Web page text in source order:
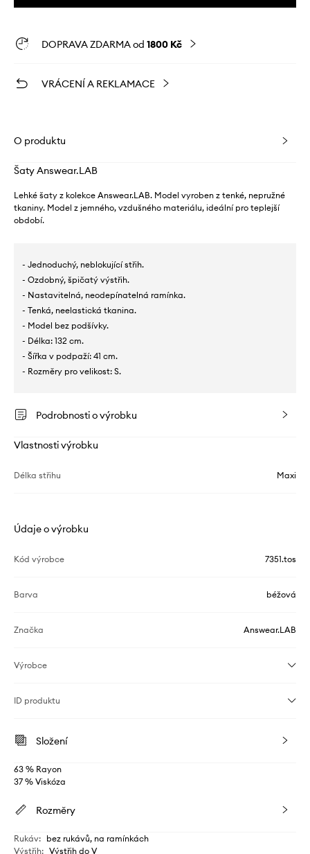
DOPRAVA ZDARMA od 1800 Kč
VRÁCENÍ A REKLAMACE
O produktu
Šaty Answear.LAB
Lehké šaty z kolekce Answear.LAB. Model vyroben z tenké, nepružné
tkaniny. Model z jemného, ​​vzdušného materiálu, ideální pro teplejší
období.
- Jednoduchý, neblokující střih.
- Ozdobný, špičatý výstřih.
- Nastavitelná, neodepínatelná ramínka.
- Tenká, neelastická tkanina.
- Model bez podšívky.
- Délka: 132 cm.
- Šířka v podpaží: 41 cm.
- Rozměry pro velikost: S.
Podrobnosti o výrobku
Vlastnosti výrobku
Délka střihu Maxi
Údaje o výrobku
Kód výrobce 7351.tos
Barva béžová
Značka Answear.LAB
Výrobce
ID produktu
Složení
63 % Rayon
37 % Viskóza
Rozměry
Rukáv: bez rukávů, na ramínkách
Výstřih: Výstřih do V